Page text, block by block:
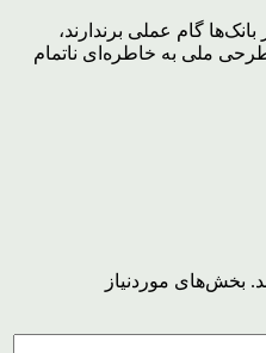
گام عملی برندارند،
ملی به خاطره‌ای ناتمام
بخش‌های موردنیاز